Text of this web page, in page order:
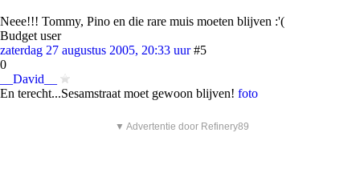
Neee!!! Tommy, Pino en die rare muis moeten blijven :'(
Budget user
zaterdag 27 augustus 2005, 20:33 uur #5
0
__David__
En terecht...Sesamstraat moet gewoon blijven! foto
▼ Advertentie door Refinery89